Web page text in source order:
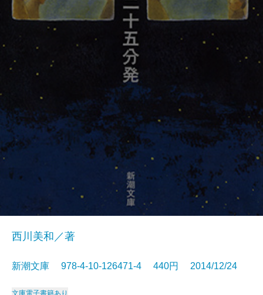
西川美和／著
新潮文庫 978-4-10-126471-4 440円 2014/12/24
文庫電子書籍あり